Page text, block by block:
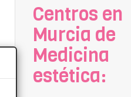
Centros en
Murcia de
Medicina
estética: